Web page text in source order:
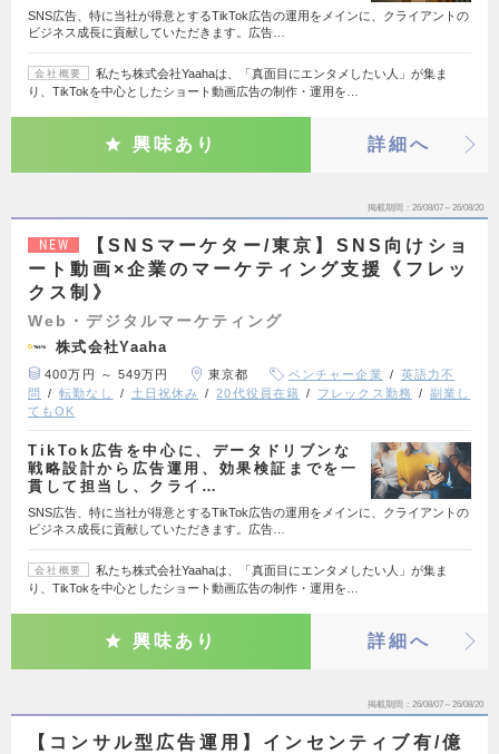
SNS広告、特に当社が得意とするTikTok広告の運用をメインに、クライアントの
ビジネス成長に貢献していただきます。広告…
会社概要
私たち株式会社Yaahaは、「真面目にエンタメしたい人」が集ま
り、TikTokを中心としたショート動画広告の制作・運用を…
興味あり 詳細へ
掲載期間 26/08/07～26/08/20
NEW
【SNSマーケター/東京】SNS向けショ
ート動画×企業のマーケティング支援《フレッ
クス制》
Web・デジタルマーケティング
株式会社Yaaha
400万円 ～ 549万円 東京都 ベンチャー企業
英語力不
問
転勤なし 土日祝休み 20代役員在籍 フレックス勤務
副業し
てもOK
TikTok広告を中心に、データドリブンな
戦略設計から広告運用、効果検証までを一
貫して担当し、クライ…
SNS広告、特に当社が得意とするTikTok広告の運用をメインに、クライアントの
ビジネス成長に貢献していただきます。広告…
会社概要
私たち株式会社Yaahaは、「真面目にエンタメしたい人」が集ま
り、TikTokを中心としたショート動画広告の制作・運用を…
興味あり 詳細へ
掲載期間 26/08/07～26/08/20
【コンサル型広告運用】インセンティブ有/億